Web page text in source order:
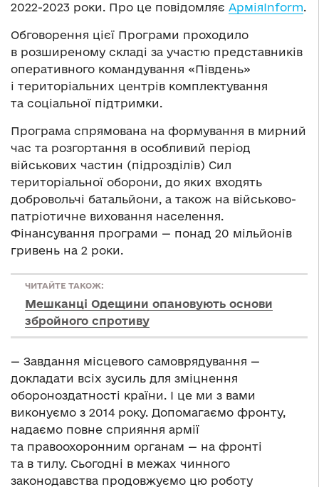
2022-2023 роки. Про це повідомляє АрміяInform.
Обговорення цієї Програми проходило
в розширеному складі за участю представників
оперативного командування «Південь»
і територіальних центрів комплектування
та соціальної підтримки.
Програма спрямована на формування в мирний
час та розгортання в особливий період
військових частин (підрозділів) Сил
територіальної оборони, до яких входять
добровольчі батальйони, а також на військово-
патріотичне виховання населення.
Фінансування програми — понад 20 мільйонів
гривень на 2 роки.
ЧИТАЙТЕ ТАКОЖ:
Мешканці Одещини опановують основи
збройного спротиву
— Завдання місцевого самоврядування —
докладати всіх зусиль для зміцнення
обороноздатності країни. І це ми з вами
виконуємо з 2014 року. Допомагаємо фронту,
надаємо повне сприяння армії
та правоохоронним органам — на фронті
та в тилу. Сьогодні в межах чинного
законодавства продовжуємо цю роботу